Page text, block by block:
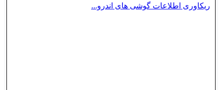
ریکاوری اطلاعات گوشی های اندرو...